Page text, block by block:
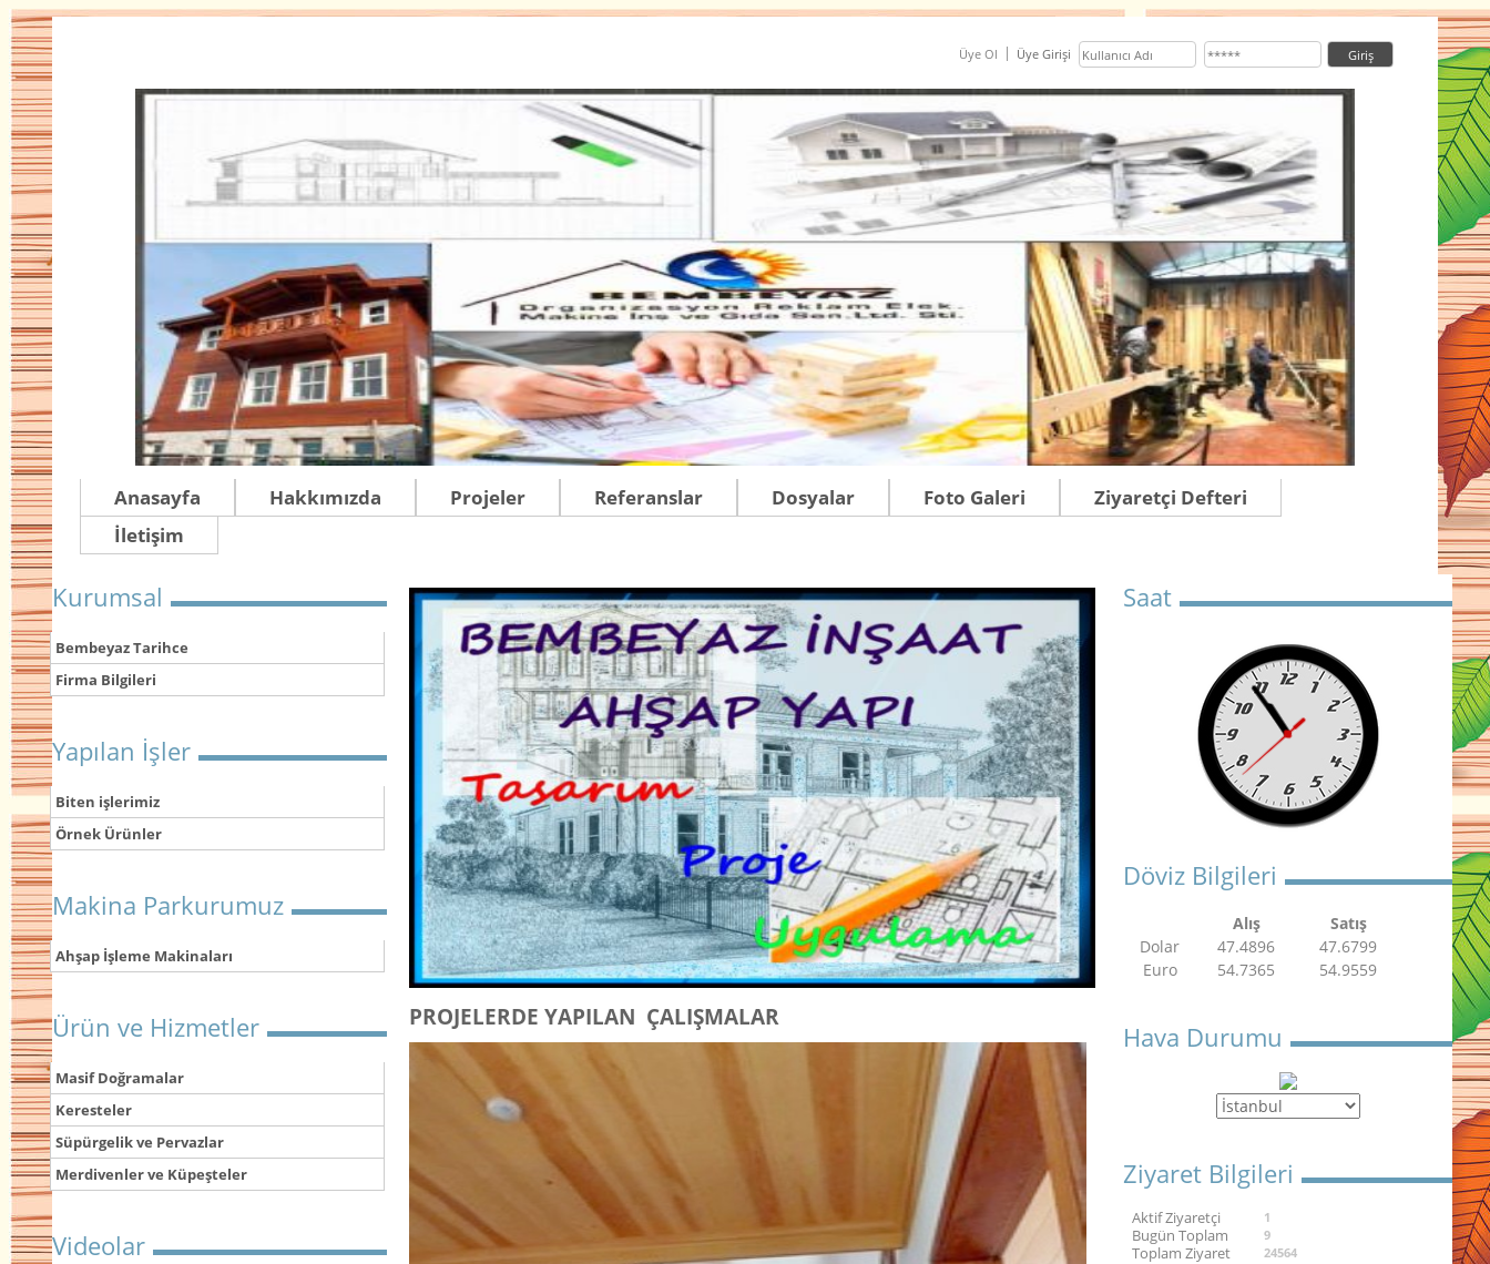
Üye Ol Üye Girişi
Anasayfa Hakkımızda Projeler Referanslar Dosyalar Foto Galeri
Ziyaretçi Defteri
İletişim
Kurumsal
Bembeyaz Tarihce
Firma Bilgileri
Yapılan İşler
Biten işlerimiz
Örnek Ürünler
Makina Parkurumuz
Ahşap İşleme Makinaları
Ürün ve Hizmetler
Masif Doğramalar
Keresteler
Süpürgelik ve Pervazlar
Merdivenler ve Küpeşteler
Videolar
PROJELERDE YAPILAN ÇALIŞMALAR
Saat
Döviz Bilgileri
Alış
Satış
Dolar
47.4896
47.6799
Euro
54.7365 54.9559
Hava Durumu
Ziyaret Bilgileri
Aktif Ziyaretçi 1
Bugün Toplam 9
Toplam Ziyaret 24564